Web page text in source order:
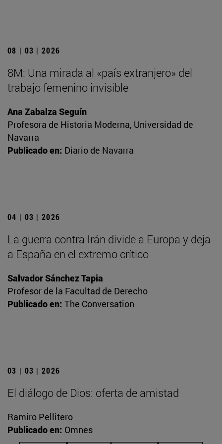
08 | 03 | 2026
8M: Una mirada al «país extranjero» del
trabajo femenino invisible
Ana Zabalza Seguín
Profesora de Historia Moderna, Universidad de
Navarra
Publicado en: Diario de Navarra
04 | 03 | 2026
La guerra contra Irán divide a Europa y deja
a España en el extremo crítico
Salvador Sánchez Tapia
Profesor de la Facultad de Derecho
Publicado en: The Conversation
03 | 03 | 2026
El diálogo de Dios: oferta de amistad
Ramiro Pellitero
Publicado en: Omnes